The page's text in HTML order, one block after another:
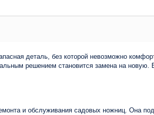
деталь, без которой невозможно
решением становится замена на
и обслуживания садовых ножниц. Она